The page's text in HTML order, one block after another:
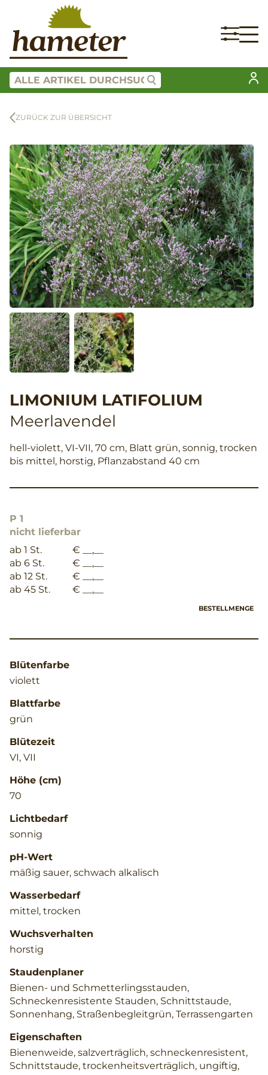
ZURÜCK ZUR ÜBERSICHT
LIMONIUM LATIFOLIUM
Meerlavendel
hell-violett, VI-VII, 70 cm, Blatt grün, sonnig, trocken
bis mittel, horstig, Pflanzabstand 40 cm
P 1
nicht lieferbar
ab 1 St.
€ __,__
ab 6 St.
€ __,__
ab 12 St.
€ __,__
ab 45 St.
€ __,__
BESTELLMENGE
Blütenfarbe
violett
Blattfarbe
grün
Blütezeit
VI, VII
Höhe (cm)
70
Lichtbedarf
sonnig
pH-Wert
mäßig sauer, schwach alkalisch
Wasserbedarf
mittel, trocken
Wuchsverhalten
horstig
Staudenplaner
Bienen- und Schmetterlingsstauden,
Schneckenresistente Stauden, Schnittstaude,
Sonnenhang, Straßenbegleitgrün, Terrassengarten
Eigenschaften
Bienenweide, salzverträglich, schneckenresistent,
Schnittstaude, trockenheitsverträglich, ungiftig,